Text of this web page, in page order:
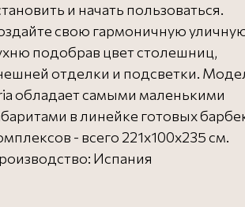
и начать пользоваться.
свою гармоничную
подобрав цвет столешниц,
отделки и подсветки.
обладает самыми маленькими
в линейке готовых
- всего 221х100х235 см.
Испания